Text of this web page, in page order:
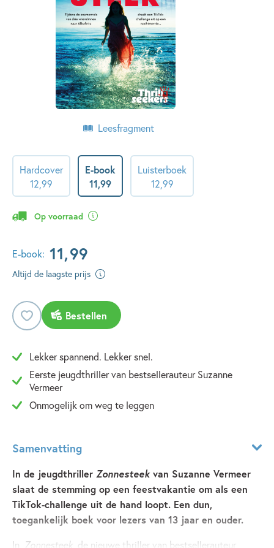
Leesfragment
Hardcover
12 99
E-book
11,99
Luisterboek
12 99
Op voorraad
E-book: 11,99
Altijd de laagste prijs
Bestellen
Lekker spannend. Lekker snel.
Eerste jeugdthriller van bestsellerauteur Suzanne
Vermeer
Onmogelijk om weg te leggen
Samenvatting
In de jeugdthriller Zonnesteekvan Suzanne Vermeer
slaat de stemming op een feestvakantie om als een
TikTok-challenge uit de hand loopt. Een dun,
toegankelijk boek voor lezers van 13 jaar en ouder.
In
Zonnesteek , de nieuwe thriller van bestsellerauteur